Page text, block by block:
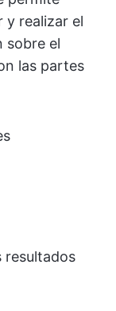
y realizar el
sobre el
las partes
resultados